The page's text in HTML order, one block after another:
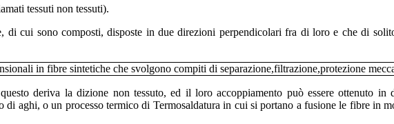
tessuti non tessuti).
di cui sono composti, disposte in due direzioni perpendicolari fra di loro e che di
deriva la dizione non tessuto, ed il loro accoppiamento può essere ottenuto
aghi, o un processo termico di Termosaldatura in cui si portano a fusione le fibre in